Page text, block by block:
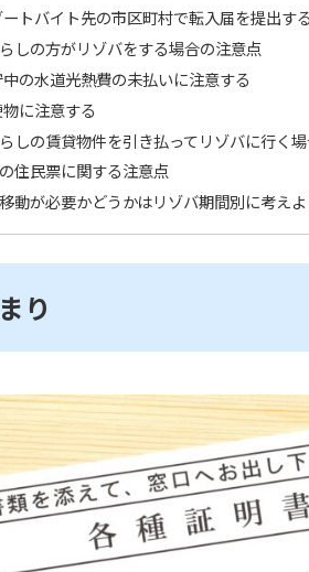
ートバイト先の市区町村で転入届を提出する
しの方がリゾバをする場合の注意点
の水道光熱費の未払いに注意する
に注意する
しの賃貸物件を引き払ってリゾバに行く
住民票に関する注意点
動が必要かどうかはリゾバ期間別に考えよ
り